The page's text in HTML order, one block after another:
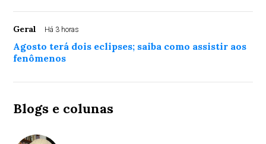
Geral Há 3 horas
Agosto terá dois eclipses; saiba como assistir aos
fenômenos
Blogs e colunas